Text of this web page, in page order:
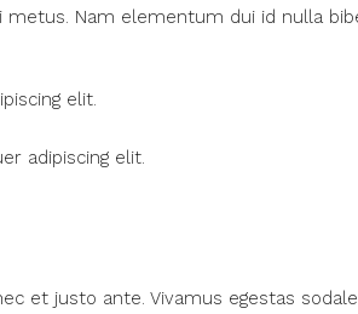
metus. Nam elementum dui id nulla
elit.
adipiscing elit.
et justo ante. Vivamus egestas